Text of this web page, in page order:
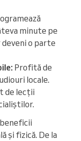
minute pe
o parte
Profită de
locale.
de lecții
și fizică. De la